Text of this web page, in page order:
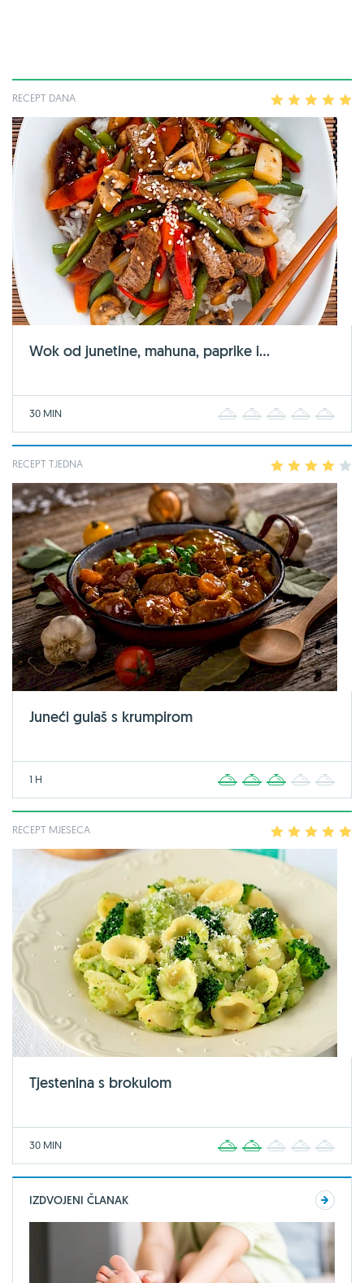
RECEPT DANA 2 3 4
Wok od junetine, mahuna, paprike i...
30 MIN 2 3 4
RECEPT TJEDNA 2 3 4
Juneći gulaš s krumpirom
1 H 2 3 4
RECEPT MJESECA 2 3 4
Tjestenina s brokulom
30 MIN 2 3 4
IZDVOJENI ČLANAK